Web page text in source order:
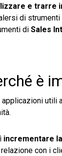
e trarre
di
di Sales
è
utili
incrementare
con i